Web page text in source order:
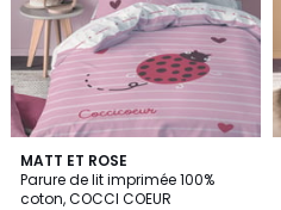
MATT ET ROSE
Parure de lit imprimée 100%
coton, COCCI COEUR